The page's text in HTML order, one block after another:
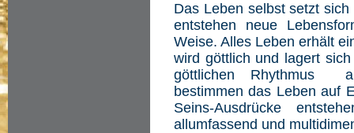
Das Leben selbst setzt
entstehen neue
Weise. Alles Leben erhält
wird göttlich und lagert
göttlichen Rhythmus
bestimmen das Leben auf
Seins-Ausdrücke
allumfassend und